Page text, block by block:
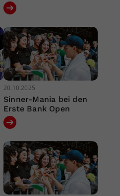
20.10.2025
Sinner-Mania bei den
Erste Bank Open